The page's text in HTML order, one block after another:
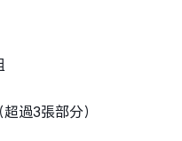
過3張部分）